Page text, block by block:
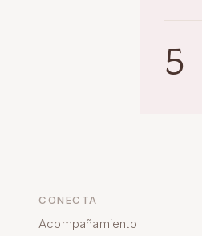
5
CONECTA
Acompañamiento